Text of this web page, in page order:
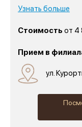
Узнать больше
Стоимость от 4
Прием в
ул.